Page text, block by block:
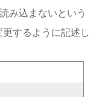
み込まないという
するように記述し